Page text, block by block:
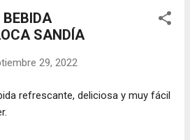
SANDÍA
29, 2022
refrescante, deliciosa y muy fácil